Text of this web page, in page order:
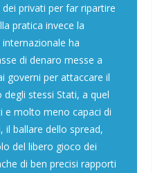
privati per far ripartire
pratica invece la
ha
di denaro messe a
governi per attaccare il
stessi Stati, a quel
e molto meno capaci di
il ballare dello spread,
del libero gioco dei
di ben precisi rapporti